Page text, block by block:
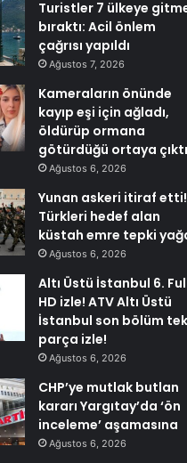
Turistler 7 ülkeye
bıraktı: Acil önlem
çağrısı yapıldı
Ağustos 7, 2026
Kameraların önünde
kayıp eşi için ağladı,
öldürüp ormana
götürdüğü ortaya
Ağustos 6, 2026
Yunan askeri itiraf etti!
Türkleri hedef alan
küstah emre tepki
Ağustos 6, 2026
Altı Üstü İstanbul 6.
HD izle! ATV Altı Üstü
İstanbul son bölüm tek
parça izle!
Ağustos 6, 2026
CHP’ye mutlak butlan
kararı Yargıtay’da ‘ön
inceleme’ aşamasına
Ağustos 6, 2026